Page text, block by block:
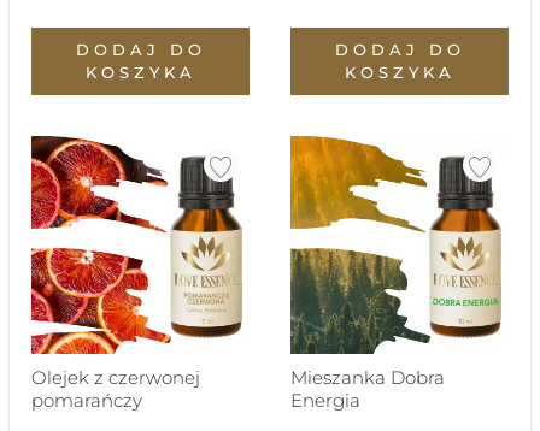
DODAJ DO
KOSZYKA
DODAJ DO
KOSZYKA
Olejek z czerwonej
pomarańczy
Mieszanka Dobra
Energia